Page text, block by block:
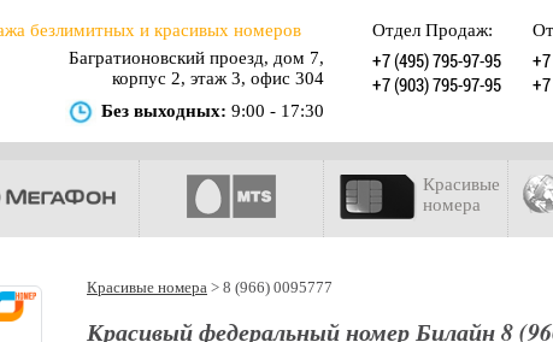
безлимитных и красивых номеров
Багратионовский проезд, дом 7,
корпус 2, этаж 3, офис 304
Без выходных: 9:00 - 17:30
Отдел Продаж:
+7 (495) 795-97-95
+7 (903) 795-97-95
Красивые
номера
Красивые номера > 8 (966) 0095777
Красивый федеральный номер Билайн 8